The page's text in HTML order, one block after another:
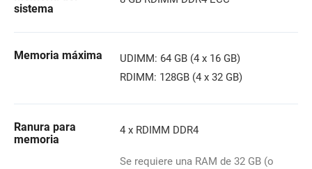
sistema
Memoria máxima
UDIMM: 64 GB (4 x 16 GB)
RDIMM: 128GB (4 x 32 GB)
Ranura para
memoria
4 x RDIMM DDR4
Se requiere una RAM de 32 GB (o